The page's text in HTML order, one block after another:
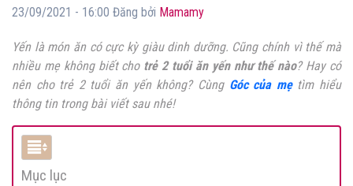
23/09/2021 - 16:00 Đăng bởi Mamamy
Yến là món ăn có cực kỳ giàu dinh dưỡng. Cũng chính vì thế mà
nhiều mẹ không biết cho trẻ 2 tuổi ăn yến như thế nào? Hay có
nên cho trẻ 2 tuổi ăn yến không? Cùng Góc của mẹtìm hiểu
thông tin trong bài viết sau nhé!
Mục lục